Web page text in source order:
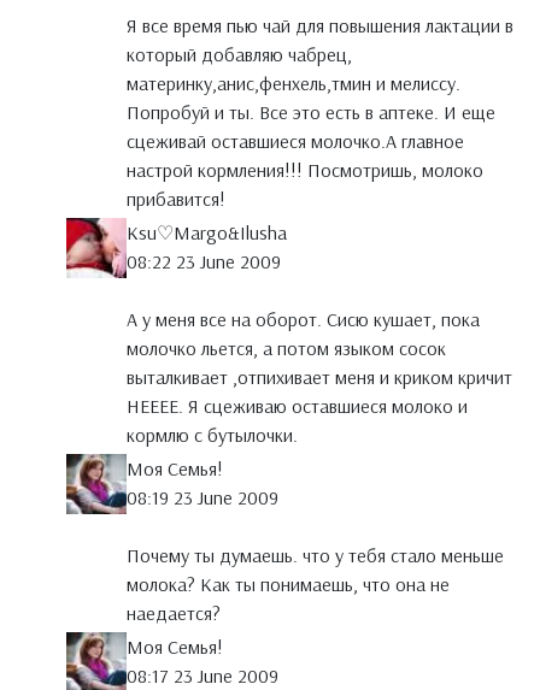
Я все время пью чай для повышения лактации в
который добавляю чабрец,
материнку,анис,фенхель,тмин и мелиссу.
Попробуй и ты. Все это есть в аптеке. И еще
сцеживай оставшиеся молочко.А главное
настрой кормления!!! Посмотришь, молоко
прибавится!
Ksu♡Margo&Ilusha
08:22 23 June 2009
А у меня все на оборот. Сисю кушает, пока
молочко льется, а потом языком сосок
выталкивает ,отпихивает меня и криком кричит
НЕЕЕЕ. Я сцеживаю оставшиеся молоко и
кормлю с бутылочки.
Моя Семья!
08:19 23 June 2009
Почему ты думаешь. что у тебя стало меньше
молока? Как ты понимаешь, что она не
наедается?
Моя Семья!
08:17 23 June 2009